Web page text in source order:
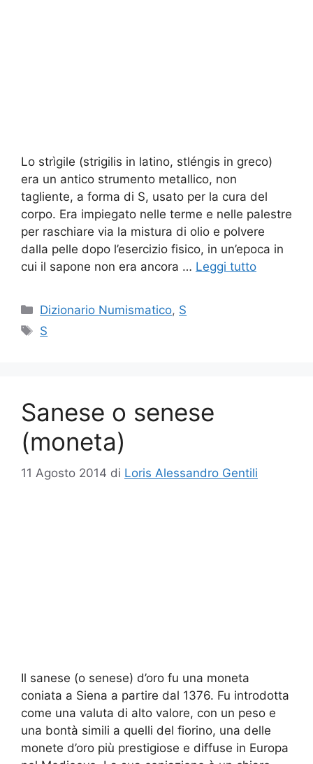
Lo strìgile (strigilis in latino, stléngis in greco)
era un antico strumento metallico, non
tagliente, a forma di S, usato per la cura del
corpo. Era impiegato nelle terme e nelle palestre
per raschiare via la mistura di olio e polvere
dalla pelle dopo l’esercizio fisico, in un’epoca in
cui il sapone non era ancora … Leggi tutto
Categorie
Dizionario Numismatico, S
Tag
S
Sanese o senese
(moneta)
11 Agosto 2014 di Loris Alessandro Gentili
Il sanese (o senese) d’oro fu una moneta
coniata a Siena a partire dal 1376. Fu introdotta
come una valuta di alto valore, con un peso e
una bontà simili a quelli del fiorino, una delle
monete d’oro più prestigiose e diffuse in Europa